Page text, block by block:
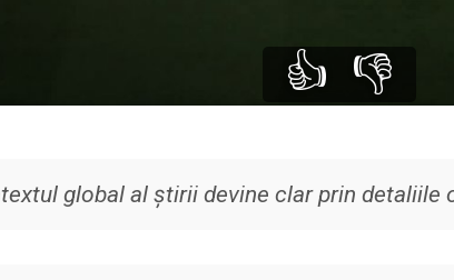
👍 👎
global al știrii devine clar prin detaliile